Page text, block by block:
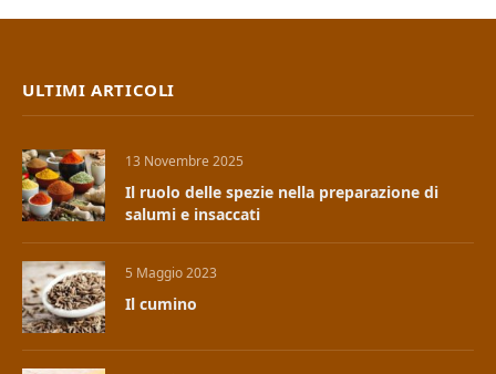
ULTIMI ARTICOLI
13 Novembre 2025
Il ruolo delle spezie nella preparazione di
salumi e insaccati
5 Maggio 2023
Il cumino